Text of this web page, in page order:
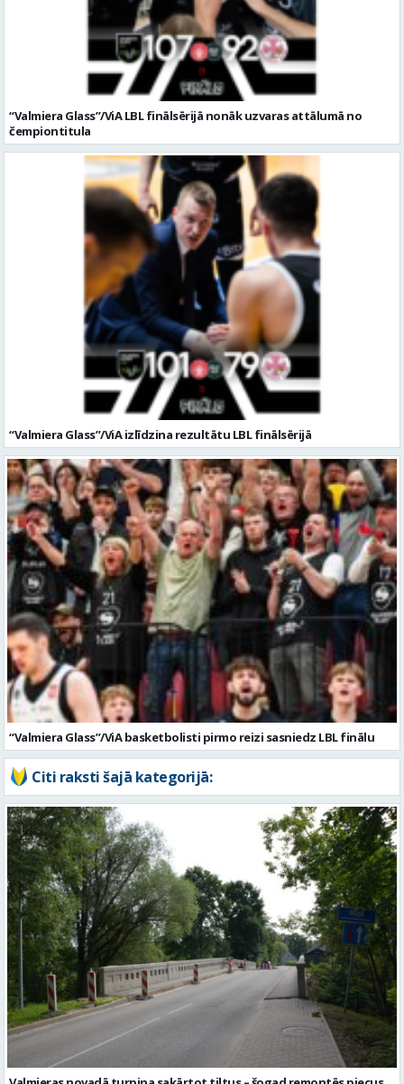
“Valmiera Glass”/ViA LBL finālsērijā nonāk uzvaras attālumā no
čempiontitula
“Valmiera Glass”/ViA izlīdzina rezultātu LBL finālsērijā
“Valmiera Glass”/ViA basketbolisti pirmo reizi sasniedz LBL finālu
Citi raksti šajā kategorijā:
Valmieras novadā turpina sakārtot tiltus – šogad remontēs piecus